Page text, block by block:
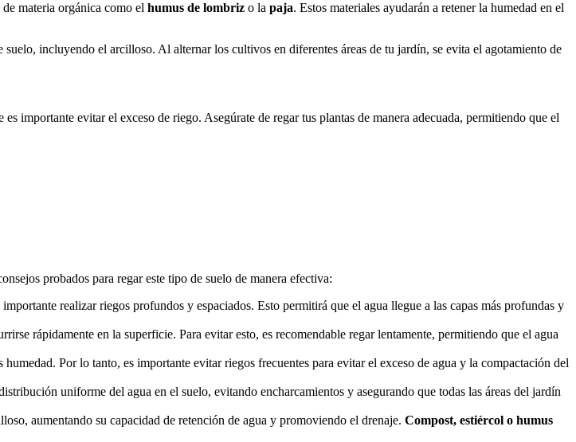
materia orgánica como el humus de lombriz o la paja. Estos materiales ayudarán a retener la humedad en el
incluyendo el arcilloso. Al alternar los cultivos en diferentes áreas de tu jardín, se evita el agotamiento de
importante evitar el exceso de riego. Asegúrate de regar tus plantas de manera adecuada, permitiendo que el
probados para regar este tipo de suelo de manera efectiva:
realizar riegos profundos y espaciados. Esto permitirá que el agua llegue a las capas más profundas y
rápidamente en la superficie. Para evitar esto, es recomendable regar lentamente, permitiendo que el agua
Por lo tanto, es importante evitar riegos frecuentes para evitar el exceso de agua y la compactación del
uniforme del agua en el suelo, evitando encharcamientos y asegurando que todas las áreas del jardín
aumentando su capacidad de retención de agua y promoviendo el drenaje. Compost, estiércol o humus